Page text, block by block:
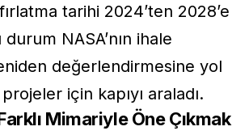
tarihi 2024’ten 2028’e
durum NASA’nın ihale
değerlendirmesine yol
için kapıyı araladı.
Mimariyle Öne Çıkmak